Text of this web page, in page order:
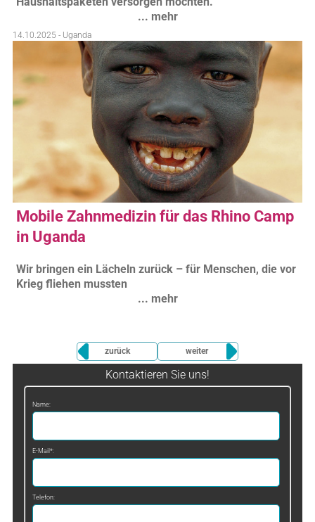
... mehr
14.10.2025 - Uganda
Mobile Zahnmedizin für das Rhino Camp
in Uganda
Wir bringen ein Lächeln zurück – für Menschen, die vor
Krieg fliehen mussten
... mehr
zurück weiter
Kontaktieren Sie uns!
Name:
E-Mail*:
Telefon: